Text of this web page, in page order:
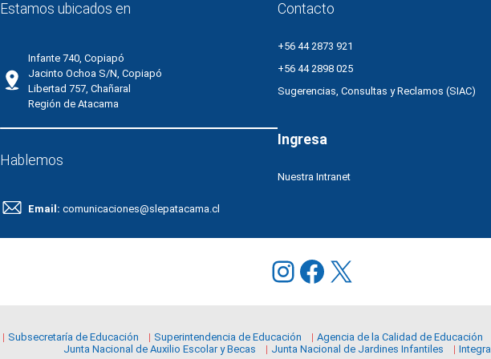
Estamos ubicados en
Infante 740, Copiapó
Jacinto Ochoa S/N, Copiapó
Libertad 757, Chañaral
Región de Atacama
Hablemos
Email: comunicaciones@slepatacama.cl
Contacto
+56 44 2873 921
+56 44 2898 025
Sugerencias, Consultas y Reclamos (SIAC)
Ingresa
Nuestra Intranet
Instagram
Facebook
X
Subsecretaría de Educación Superintendencia de Educación Agencia de la Calidad de Educación
Junta Nacional de Auxilio Escolar y Becas
Junta Nacional de Jardines Infantiles Integra